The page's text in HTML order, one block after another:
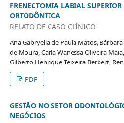
FRENECTOMIA LABIAL
ORTODÔNTICA
RELATO DE CASO CLÍNICO
Ana Gabryella de Paula Matos,
de Moura, Carla Wanessa Oliveira
Gilberto Henrique Teixeira Berbert,
PDF
GESTÃO NO SETOR
NEGÓCIOS